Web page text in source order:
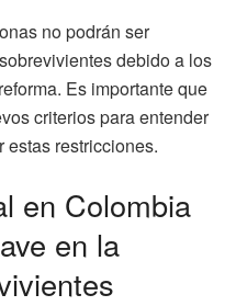
no podrán ser
debido a los
Es importante que
criterios para entender
estas restricciones.
en Colombia
en la